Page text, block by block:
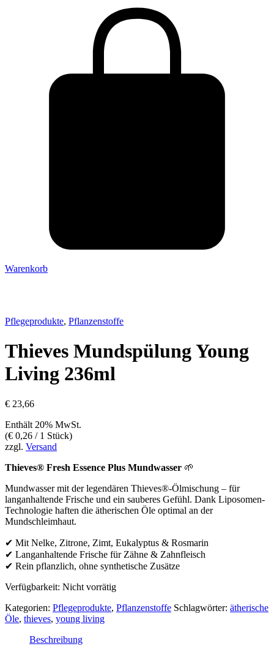
Warenkorb
Pflegeprodukte, Pflanzenstoffe
Thieves Mundspülung Young
Living 236ml
€ 23,66
Enthält 20% MwSt.
(€ 0,26 / 1 Stück)
zzgl. Versand
Thieves® Fresh Essence Plus Mundwasser 🌱
Mundwasser mit der legendären Thieves®-Ölmischung – für
langanhaltende Frische und ein sauberes Gefühl. Dank Liposomen-
Technologie haften die ätherischen Öle optimal an der
Mundschleimhaut.
✔ Mit Nelke, Zitrone, Zimt, Eukalyptus & Rosmarin
✔ Langanhaltende Frische für Zähne & Zahnfleisch
✔ Rein pflanzlich, ohne synthetische Zusätze
Verfügbarkeit: Nicht vorrätig
Kategorien: Pflegeprodukte, Pflanzenstoffe Schlagwörter: ätherische
Öle, thieves, young living
Beschreibung